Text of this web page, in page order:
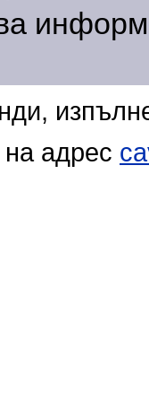
адрес